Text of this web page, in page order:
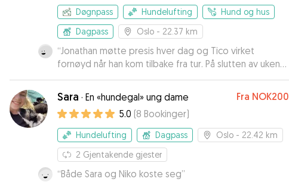
Døgnpass Hundelufting
Hund og hus
Dagpass
Oslo - 22.37 km
“Jonathan møtte presis hver dag og Tico virket
fornøyd når han kom tilbake fra tur. På slutten av uken
sto Tico ved døren når tiden for tur var der. Jeg er
veldig fornøyd og kan anbefale han på det varmeste”
Sara · En «hundegal» ung dame Fra NOK200
5.0 (8 Bookinger)
Hundelufting Dagpass Oslo - 22.42 km
2 Gjentakende gjester
“Både Sara og Niko koste seg”